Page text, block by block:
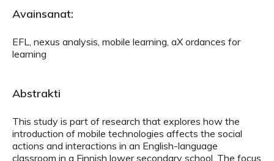
Avainsanat:
EFL, nexus analysis, mobile learning, aX ordances for
learning
Abstrakti
This study is part of research that explores how the
introduction of mobile technologies affects the social
actions and interactions in an English-language
classroom in a Finnish lower secondary school. The focus